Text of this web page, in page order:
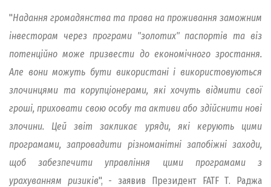
"Надання громадянства та права на проживання заможним
інвесторам через програми "золотих" паспортів та віз
потенційно може призвести до економічного зростання.
Але вони можуть бути використані і використовуються
злочинцями та корупціонерами, які хочуть відмити свої
гроші, приховати свою особу та активи або здійснити нові
злочини. Цей звіт закликає уряди, які керують цими
програмами, запровадити різноманітні запобіжні заходи,
щоб забезпечити управління цими програмами з
урахуванням ризиків", - заявив Президент FATF Т. Раджа